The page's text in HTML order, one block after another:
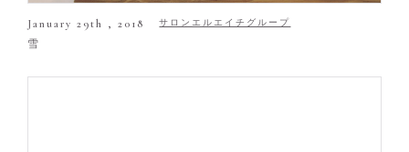
January 29th , 2018 サロンエルエイチグループ
雪